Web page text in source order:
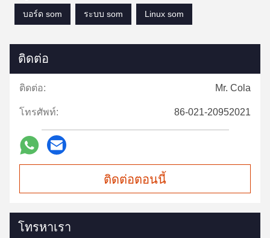
บอร์ด som
ระบบ som Linux som
ติดต่อ
ติดต่อ: Mr. Cola
โทรศัพท์: 86-021-20952021
ติดต่อตอนนี้
โทรหาเรา